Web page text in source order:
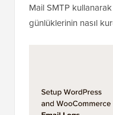
Mail SMTP
günlüklerinin nasıl